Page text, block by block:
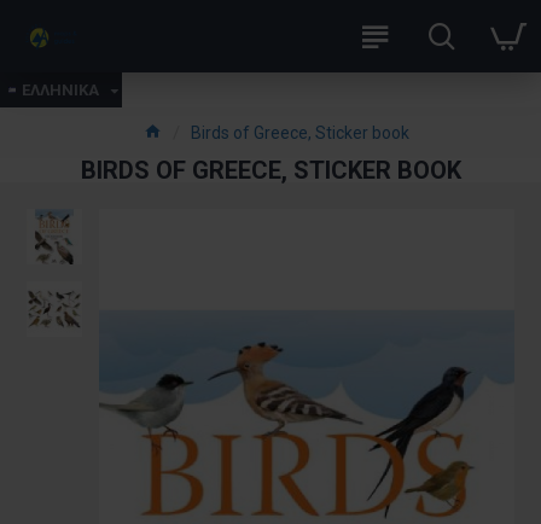
ΕΛΛΗΝΙΚΑ
Birds of Greece, Sticker book
BIRDS OF GREECE, STICKER BOOK